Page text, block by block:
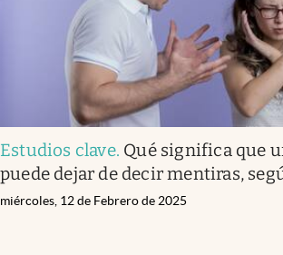
Estudios clave. Qué significa que
puede dejar de decir mentiras,
miércoles, 12 de Febrero de 2025